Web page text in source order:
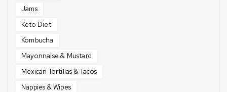
Jams
Keto Diet
Kombucha
Mayonnaise & Mustard
Mexican Tortillas & Tacos
Nappies & Wipes